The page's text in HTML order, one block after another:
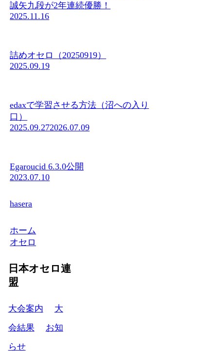
誠矢九段が2年連続優勝！
2025.11.16
詰めオセロ（20250919）
2025.09.19
edaxで学習させる方法（沼への入り
口）
2025.09.272026.07.09
Egaroucid 6.3.0公開
2023.07.10
hasera
ホーム
オセロ
日本オセロ連
盟
大会案内
大
会結果
お知
らせ